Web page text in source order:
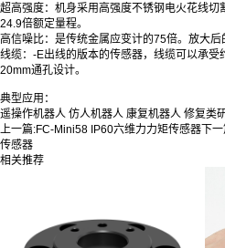
超高强度：机身采用高强度不锈钢电火花线
24.9倍额定量程。
高信噪比：是传统金属应变计的75倍。放大后
线缆：-E出线的版本的传感器，线缆可以承
20mm通孔设计。
典型应用：
遥操作机器人 仿人机器人 康复机器人 修复类
上一篇:FC-Mini58 IP60六维力力矩传感器 下
传感器
相关推荐